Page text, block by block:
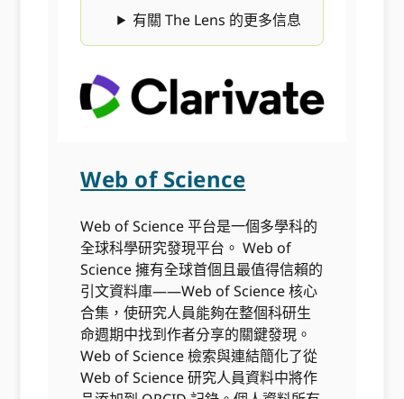
有關 The Lens 的更多信息
Web of Science
Web of Science 平台是一個多學科的
全球科學研究發現平台。 Web of
Science 擁有全球首個且最值得信賴的
引文資料庫——Web of Science 核心
合集，使研究人員能夠在整個科研生
命週期中找到作者分享的關鍵發現。
Web of Science 檢索與連結簡化了從
Web of Science 研究人員資料中將作